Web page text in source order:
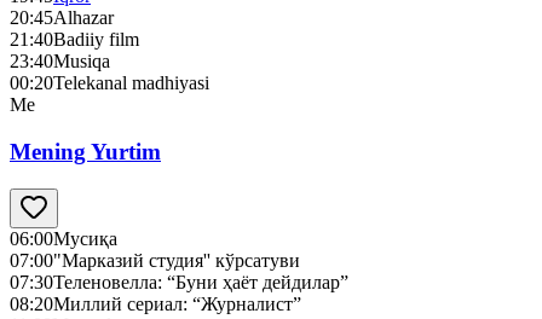
20:45Alhazar
21:40Badiiy film
23:40Musiqa
00:20Telekanal madhiyasi
Me
Mening Yurtim
06:00Мусиқа
07:00"Марказий студия'' кўрсатуви
07:30Теленовелла: “Буни ҳаёт дейдилар”
08:20Миллий сериал: “Журналист”